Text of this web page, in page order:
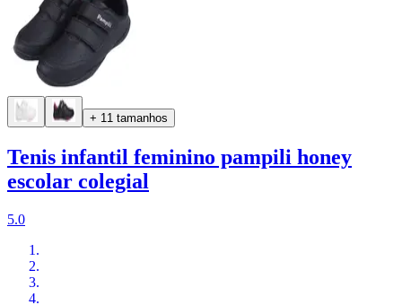
+ 11 tamanhos
Tenis infantil feminino pampili honey
escolar colegial
5.0